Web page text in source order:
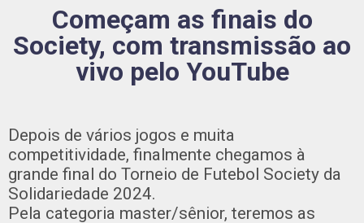
Começam as finais do
Society, com transmissão ao
vivo pelo YouTube
Depois de vários jogos e muita
competitividade, finalmente chegamos à
grande final do Torneio de Futebol Society da
Solidariedade 2024.
Pela categoria master/sênior, teremos as